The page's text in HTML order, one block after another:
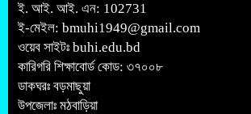
ই. আই. আই. এন: 102731
ই-মেইল: bmuhi1949@gmail.com
ওয়েব সাইটঃ buhi.edu.bd
কারিগরি শিক্ষাবোর্ড কোড: ৩৭০০৮
ডাকঘরঃ বড়মাছুয়া
উপজেলাঃ মঠবাড়িয়া